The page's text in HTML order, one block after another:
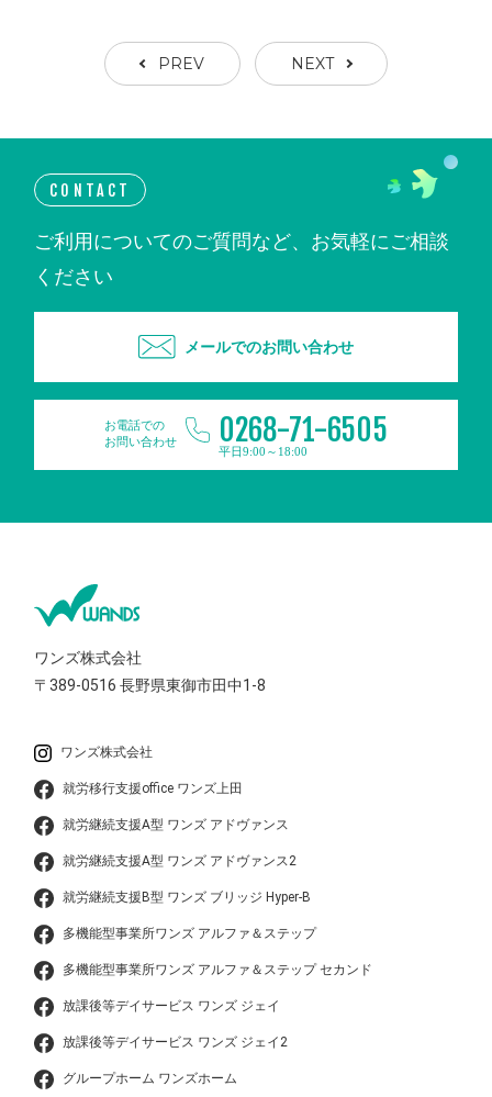
PREV NEXT
CONTACT
ご利用についてのご質問など、お気軽にご相談
ください
メールでのお問い合わせ
お電話での
お問い合わせ
0268-71-6505
平日9:00～18:00
ワンズ株式会社
〒389-0516長野県東御市田中1-8
ワンズ株式会社
就労移行支援office ワンズ上田
就労継続支援A型 ワンズ アドヴァンス
就労継続支援A型 ワンズ アドヴァンス2
就労継続支援B型 ワンズ ブリッジ Hyper-B
多機能型事業所ワンズ アルファ＆ステップ
多機能型事業所ワンズ アルファ＆ステップ セカンド
放課後等デイサービス ワンズ ジェイ
放課後等デイサービス ワンズ ジェイ2
グループホーム ワンズホーム